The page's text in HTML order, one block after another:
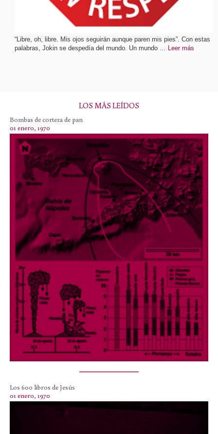
“Libre, oh, libre. Mis ojos seguirán aunque paren mis pies”. Con estas
palabras, Jokin se despedía del mundo. Un mundo … Leer más
LOS MÁS LEÍDOS
Bombas de corteza de pan
01 enero, 1970
Los 600 libros de Jesús
01 enero, 1970